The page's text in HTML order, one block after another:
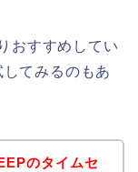
おすすめしてい
てみるのもあ
のタイムセ